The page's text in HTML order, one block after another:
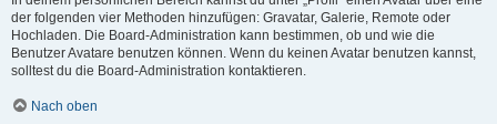
der folgenden vier Methoden hinzufügen: Gravatar, Galerie, Remote oder
Hochladen. Die Board-Administration kann bestimmen, ob und wie die
Benutzer Avatare benutzen können. Wenn du keinen Avatar benutzen kannst,
solltest du die Board-Administration kontaktieren.
Nach oben